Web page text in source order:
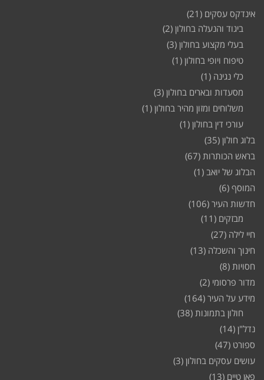
אינדקס עסקים (21)
ביגוד והנעלה בחולון (2)
בעלי מקצוע בחולון (3)
טיפוח ויופי בחולון (1)
כלי נגינה (1)
מסעדות ובארים בחולון (3)
משלוחים ומזון מהיר בחולון (1)
עורכי דין בחולון (1)
בלוג חולון (35)
בראש הכותרות (67)
הבלוג של יואב (1)
המוסף (6)
חדשות העיר (106)
מבזקים (11)
חיי לילה (27)
חינוך והשכלה (13)
חסויות (8)
מדור פרסומי (2)
מידע על העיר (164)
חולון בתמונות (38)
נדל"ן (14)
ספורט (47)
עושים עסקים בחולון (3)
פאן טיים (13)